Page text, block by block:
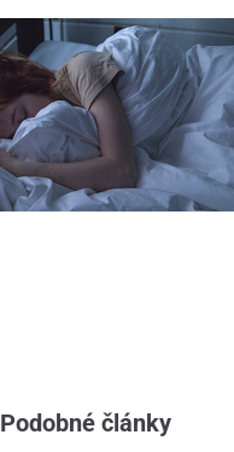
Podobné články